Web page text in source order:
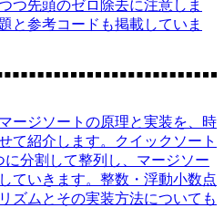
つ先頭のゼロ除去に注意しま
と参考コードも掲載していま
ージソートの原理と実装を、時
て紹介します。クイックソート
分割して整列し、マージソー
ていきます。整数・浮動小数点
ズムとその実装方法についても